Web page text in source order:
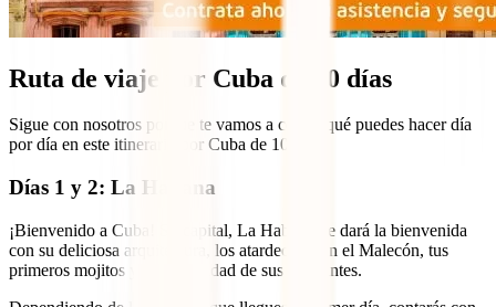
Ruta de viaje por Cuba de 10 días
Sigue con nosotros porque te vamos a contar qué puedes hacer día
por día en este itinerario por Cuba de 10 días.
Días 1 y 2: La Habana
¡Bienvenido a Cuba! Su capital, La Habana, te dará la bienvenida
con su deliciosa arquitectura, los atardeceres en el Malecón, tus
primeros mojitos y la amabilidad de sus habitantes.